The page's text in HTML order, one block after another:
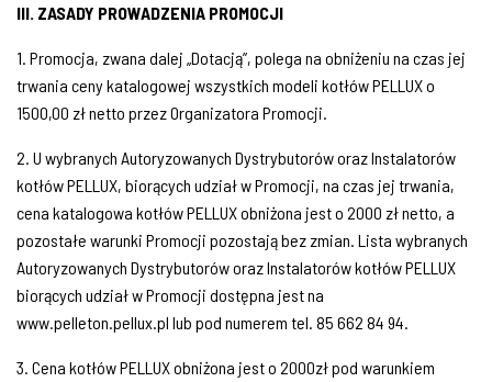
III. ZASADY PROWADZENIA PROMOCJI
1. Promocja, zwana dalej „Dotacją”, polega na obniżeniu na czas jej
trwania ceny katalogowej wszystkich modeli kotłów PELLUX o
1500,00 zł netto przez Organizatora Promocji.
2. U wybranych Autoryzowanych Dystrybutorów oraz Instalatorów
kotłów PELLUX, biorących udział w Promocji, na czas jej trwania,
cena katalogowa kotłów PELLUX obniżona jest o 2000 zł netto, a
pozostałe warunki Promocji pozostają bez zmian. Lista wybranych
Autoryzowanych Dystrybutorów oraz Instalatorów kotłów PELLUX
biorących udział w Promocji dostępna jest na
www.pelleton.pellux.pl lub pod numerem tel. 85 662 84 94.
3. Cena kotłów PELLUX obniżona jest o 2000zł pod warunkiem